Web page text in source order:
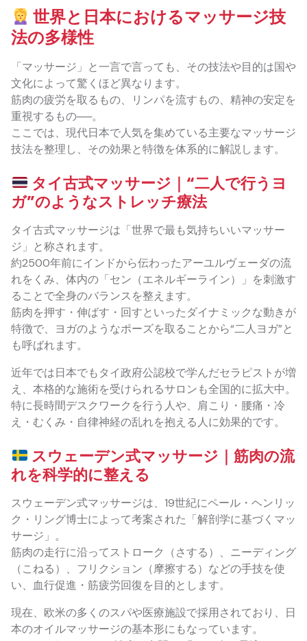
世界と日本におけるマッサージ技
法の多様性
「マッサージ」と一言で言っても、その技法や目的は国や
文化によって驚くほど異なります。
筋肉の疲労を取るもの、リンパを流すもの、精神の安定を
重視するもの──。
ここでは、現代日本で人気を集めている主要なマッサージ
技法を整理し、その効果と特徴を体系的に解説します。
タイ古式マッサージ｜“二人で行うヨ
ガ”のようなストレッチ療法
タイ古式マッサージは「世界で最も気持ちいいマッサー
ジ」と称されます。
約2500年前にインドから伝わったアーユルヴェーダの流
れをくみ、体内の「セン（エネルギーライン）」を刺激す
ることで全身のバランスを整えます。
筋肉を押す・伸ばす・回すといったダイナミックな動きが
特徴で、ヨガのようなポーズを取ることから“二人ヨガ”と
も呼ばれます。
近年では日本でもタイ政府公認校で学んだセラピストが増
え、本格的な施術を受けられるサロンも全国的に拡大中。
特に長時間デスクワークを行う人や、肩こり・腰痛・冷
え・むくみ・自律神経の乱れを抱える人に効果的です。
スウェーデン式マッサージ｜筋肉の流
れを科学的に整える
スウェーデン式マッサージは、19世紀にペール・ヘンリッ
ク・リング博士によって考案された「解剖学に基づくマッ
サージ」。
筋肉の走行に沿ってストローク（さする）、ニーディング
（こねる）、フリクション（摩擦する）などの手技を使
い、血行促進・筋疲労回復を目的とします。
現在、欧米の多くのスパや医療施設で採用されており、日
本のオイルマッサージの基本形にもなっています。